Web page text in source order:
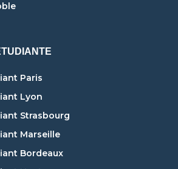
Paris
Lyon
Strasbourg
Marseille
Bordeaux